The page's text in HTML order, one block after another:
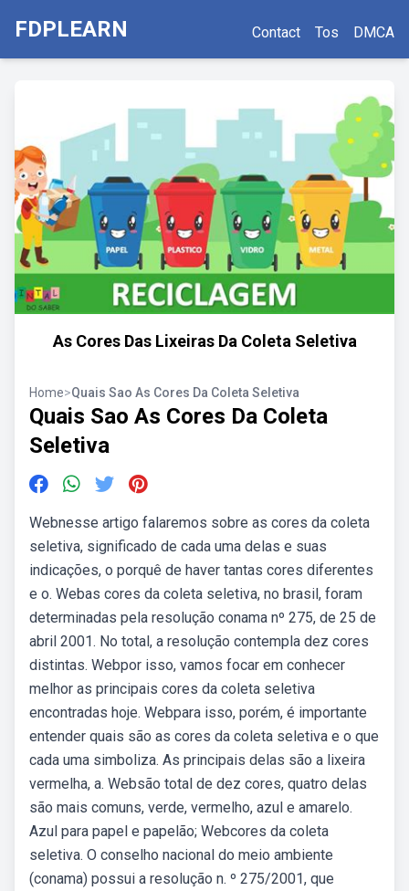
FDPLEARN Contact Tos DMCA
As Cores Das Lixeiras Da Coleta Seletiva
Home>Quais Sao As Cores Da Coleta Seletiva
Quais Sao As Cores Da Coleta
Seletiva
Webnesse artigo falaremos sobre as cores da coleta
seletiva, significado de cada uma delas e suas
indicações, o porquê de haver tantas cores diferentes
e o. Webas cores da coleta seletiva, no brasil, foram
determinadas pela resolução conama nº 275, de 25 de
abril 2001. No total, a resolução contempla dez cores
distintas. Webpor isso, vamos focar em conhecer
melhor as principais cores da coleta seletiva
encontradas hoje. Webpara isso, porém, é importante
entender quais são as cores da coleta seletiva e o que
cada uma simboliza. As principais delas são a lixeira
vermelha, a. Websão total de dez cores, quatro delas
são mais comuns, verde, vermelho, azul e amarelo.
Azul para papel e papelão; Webcores da coleta
seletiva. O conselho nacional do meio ambiente
(conama) possui a resolução n. º 275/2001, que